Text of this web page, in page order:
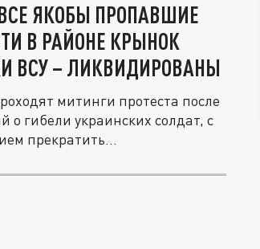
ЯКОБЫ ПРОПАВШИЕ
В РАЙОНЕ КРЫНОК
ВСУ – ЛИКВИДИРОВАНЫ
митинги протеста после
о гибели украинских солдат, с
прекратить...